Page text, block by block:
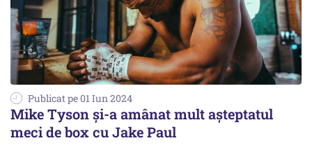
Publicat pe 01 Iun 2024
Mike Tyson și-a amânat mult așteptatul
meci de box cu Jake Paul